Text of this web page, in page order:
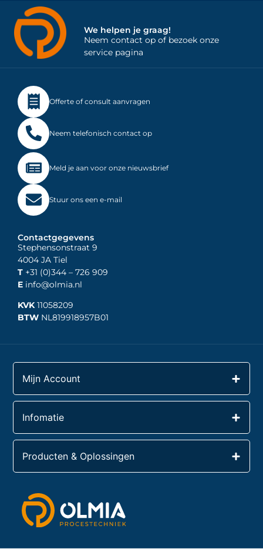
We helpen je graag!
Neem contact op of bezoek onze
service pagina
Offerte of consult aanvragen
Neem telefonisch contact op
Meld je aan voor onze nieuwsbrief
Stuur ons een e-mail
Contactgegevens
Stephensonstraat 9
4004 JA Tiel
T +31 (0)344 – 726 909
E info@olmia.nl
KVK11058209
BTW NL819918957B01
Mijn Account
Infomatie
Producten & Oplossingen